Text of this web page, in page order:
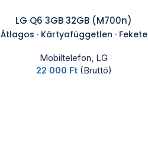
LG Q6 3GB 32GB (M700n)
Átlagos · Kártyafüggetlen · Fekete
Mobiltelefon, LG
22 000 Ft (Bruttó)